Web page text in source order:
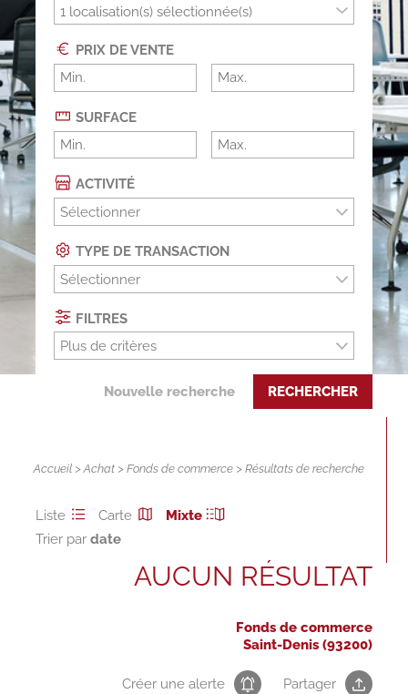
PRIX DE VENTE
SURFACE
ACTIVITÉ
Sélectionner
TYPE DE TRANSACTION
Sélectionner
FILTRES
Plus de critères
Nouvelle recherche RECHERCHER
Accueil >Achat >Fonds de commerce > Résultats de recherche
Liste Carte
Mixte
Trier par
AUCUN RÉSULTAT
Fonds de commerce
Saint-Denis (93200)
Créer une alerte Partager